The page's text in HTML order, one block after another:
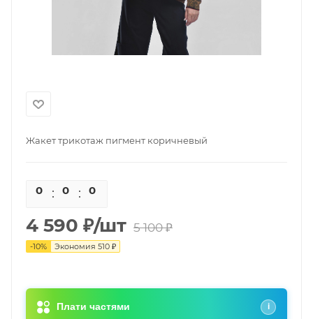
Жакет трикотаж пигмент коричневый
0 0 0
4 590 ₽/шт 5 100₽
-10% Экономия 510 ₽
Плати частями i